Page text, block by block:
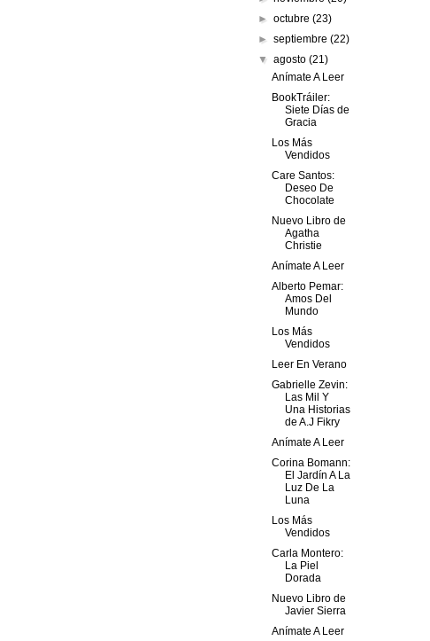
►octubre(23)
►septiembre(22)
▼agosto(21)
Anímate A Leer
BookTráiler:
Siete Días de
Gracia
Los Más
Vendidos
Care Santos:
Deseo De
Chocolate
Nuevo Libro de
Agatha
Christie
Anímate A Leer
Alberto Pemar:
Amos Del
Mundo
Los Más
Vendidos
Leer En Verano
Gabrielle Zevin:
Las Mil Y
Una Historias
de A.J Fikry
Anímate A Leer
Corina Bomann:
El Jardín A La
Luz De La
Luna
Los Más
Vendidos
Carla Montero:
La Piel
Dorada
Nuevo Libro de
Javier Sierra
Anímate A Leer